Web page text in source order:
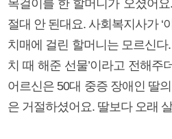
목걸이를 한 할머니가 오셨어
절대 안 된대요. 사회복지사가 ‘
치매에 걸린 할머니는 모르신
치 때 해준 선물’이라고 전해주
어르신은 50대 중증 장애인 딸
은 거절하셨어요. 딸보다 오래